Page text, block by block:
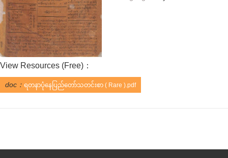
View Resources (Free)：
doc： ရတနာပုံနေပြည်တော်သတင်းစာ ( Rare ).pdf